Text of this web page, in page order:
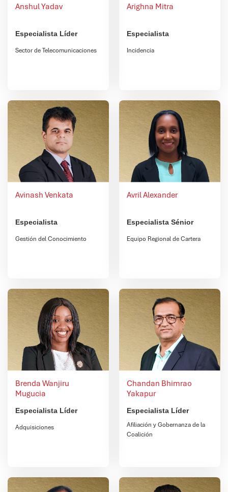
Anshul Yadav
Especialista Líder
Sector de Telecomunicaciones
Arighna Mitra
Especialista
Incidencia
Avinash Venkata
Especialista
Gestión del Conocimiento
Avril Alexander
Especialista Sénior
Equipo Regional de Cartera
Brenda Wanjiru
Mugucia
Especialista Líder
Adquisiciones
Chandan Bhimrao
Yakapur
Especialista Líder
Afiliación y Gobernanza de la
Coalición